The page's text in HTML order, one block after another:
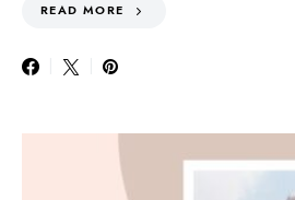
READ MORE